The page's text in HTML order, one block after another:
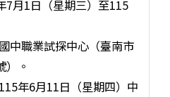
7月1日（星期三）至115
中職業試探中心（臺南市
）。
年6月11日（星期四）中